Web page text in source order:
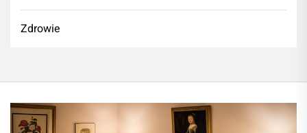
Zdrowie